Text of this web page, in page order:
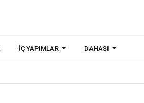
İÇ YAPIMLAR DAHASI